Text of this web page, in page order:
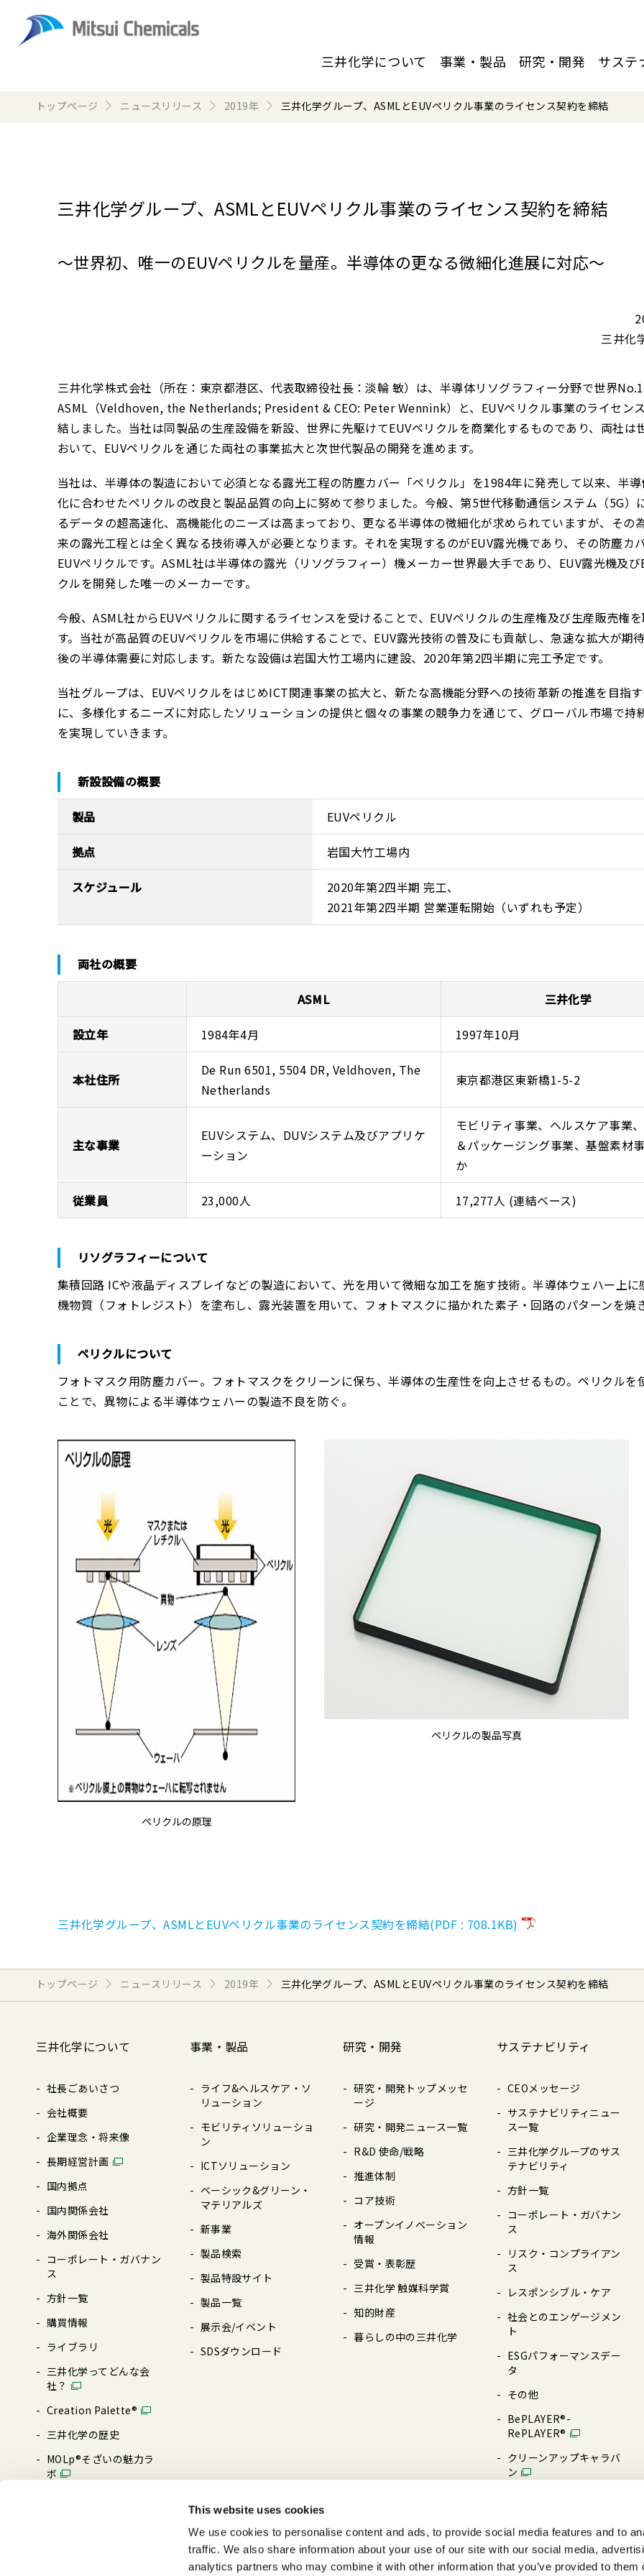
This website uses cookies
We use cookies to personalise content and ads, to provide social media features and to
traffic. We also share information about your use of our site with our social media,
analytics partners who may combine it with other information that you’ve provided to them
三井化学について 事業・製品 研究・開発 サステ
トップページ ニュースリリース 2019年 三井化学グループ、ASMLとEUVペリクル事業のライセンス契約を締結
三井化学グループ、ASMLとEUVペリクル事業のライセンス契約を締結
～世界初、唯一のEUVペリクルを量産。半導体の更なる微細化進展に対応～
三井化
三井化学株式会社（所在：東京都港区、代表取締役社長：淡輪 敏）は、半導体リソグラフィー分野で世界
ASML（Veldhoven, the Netherlands; President & CEO: Peter Wennink）と、EUVペリクル事業のライセン
結しました。当社は同製品の生産設備を新設、世界に先駆けてEUVペリクルを商業化するものであり、両社は
おいて、EUVペリクルを通じた両社の事業拡大と次世代製品の開発を進めます。
当社は、半導体の製造において必須となる露光工程の防塵カバー「ペリクル」を1984年に発売して以来、半
化に合わせたペリクルの改良と製品品質の向上に努めて参りました。今般、第5世代移動通信システム（5G）
るデータの超高速化、高機能化のニーズは高まっており、更なる半導体の微細化が求められていますが、その
来の露光工程とは全く異なる技術導入が必要となります。それを実現するのがEUV露光機であり、その防塵カ
EUVペリクルです。ASML社は半導体の露光（リソグラフィー）機メーカー世界最大手であり、EUV露光機及び
クルを開発した唯一のメーカーです。
今般、ASML社からEUVペリクルに関するライセンスを受けることで、EUVペリクルの生産権及び生産販売権
す。当社が高品質のEUVペリクルを市場に供給することで、EUV露光技術の普及にも貢献し、急速な拡大が期
後の半導体需要に対応します。新たな設備は岩国大竹工場内に建設、2020年第2四半期に完工予定です。
当社グループは、EUVペリクルをはじめICT関連事業の拡大と、新たな高機能分野への技術革新の推進を目指
に、多様化するニーズに対応したソリューションの提供と個々の事業の競争力を通じて、グローバル市場で持
を実現していきます。
新設設備の概要
製品 EUVペリクル
拠点 岩国大竹工場内
スケジュール
2020年第2四半期 完工、
2021年第2四半期 営業運転開始（いずれも予定）
両社の概要
ASML 三井化学
設立年 1984年4月 1997年10月
本社住所
De Run 6501, 5504 DR, Veldhoven, The
Netherlands
東京都港区東新橋1-5-2
主な事業
EUVシステム、DUVシステム及びアプリケ
ーション
モビリティ事業、ヘルスケア事業
＆パッケージング事業、基盤素材
か
従業員 23,000人 17,277人 (連結ベース)
リソグラフィーについて
集積回路 ICや液晶ディスプレイなどの製造において、光を用いて微細な加工を施す技術。半導体ウェハー上に
機物質（フォトレジスト）を塗布し、露光装置を用いて、フォトマスクに描かれた素子・回路のパターンを焼
ペリクルについて
フォトマスク用防塵カバー。フォトマスクをクリーンに保ち、半導体の生産性を向上させるもの。ペリクルを
ことで、異物による半導体ウェハーの製造不良を防ぐ。
ペリクルの原理
ペリクルの製品写真
三井化学グループ、ASMLとEUVペリクル事業のライセンス契約を締結(PDF : 708.1KB)
トップページ ニュースリリース 2019年 三井化学グループ、ASMLとEUVペリクル事業のライセンス契約を締結
三井化学について
社長ごあいさつ
会社概要
企業理念・将来像
⻑期経営計画
国内拠点
国内関係会社
海外関係会社
コーポレート・ガバナン
ス
⽅針⼀覧
購買情報
ライブラリ
三井化学ってどんな会
社？
Creation Palette®︎
三井化学の歴史
MOLp®そざいの魅⼒ラ
ボ
事業・製品
ライフ&ヘルスケア・ソ
リューション
モビリティソリューショ
ン
ICTソリューション
ベーシック&グリーン・
マテリアルズ
新事業
製品検索
製品特設サイト
製品⼀覧
展⽰会/イベント
SDSダウンロード
研究・開発
研究・開発トップメッセ
ージ
研究・開発ニュース⼀覧
R&D 使命/戦略
推進体制
コア技術
オープンイノベーション
情報
受賞・表彰歴
三井化学 触媒科学賞
知的財産
暮らしの中の三井化学
サステナビリティ
CEOメッセージ
サステナビリティニュー
ス⼀覧
三井化学グループのサス
テナビリティ
⽅針⼀覧
コーポレート・ガバナン
ス
リスク・コンプライアン
ス
レスポンシブル・ケア
社会とのエンゲージメン
ト
ESGパフォーマンスデー
タ
その他
BePLAYER®-
RePLAYER®
クリーンアップキャラバ
ン